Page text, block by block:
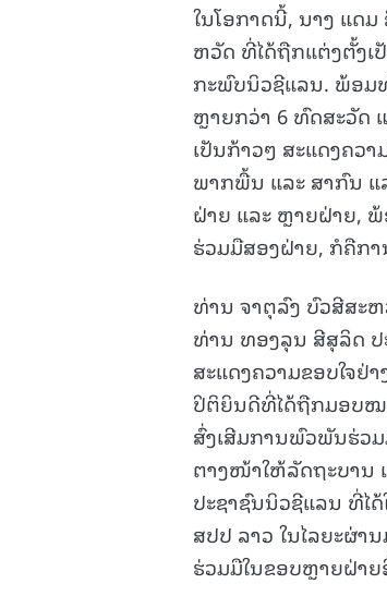
ໃນໂອກາດນີ້, ນາງ ແດ
ຫວັດ ທີ່ໄດ້ຖືກແຕ່ງຕັ້ງເ
ກະພົບນິວຊີແລນ. ພ້ອມ
ຫຼາຍກວ່າ 6 ທົດສະວັດ
ເປັນກ້າວໆ ສະແດງຄວ
ພາກພື້ນ ແລະ ສາກົນ ແ
ຝ່າຍ ແລະ ຫຼາຍຝ່າຍ,
ຮ່ວມມືສອງຝ່າຍ, ກໍຄືກ
ທ່ານ ຈາຕຸລົງ ບົວສີສະ
ທ່ານ ທອງລຸນ ສີສຸລິດ ປ
ສະແດງຄວາມຂອບໃຈຢ່
ປິຕິຍິນດີທີ່ໄດ້ຖືກມອບໝ
ສົ່ງເສີມການພົວພັນຮ່ວ
ຕາງໜ້າໃຫ້ລັດຖະບານ
ປະຊາຊົນນິວຊີແລນ ທີ່
ສປປ ລາວ ໃນໄລຍະຜ່າ
ຮ່ວມມືໃນຂອບຫຼາຍຝ່າ